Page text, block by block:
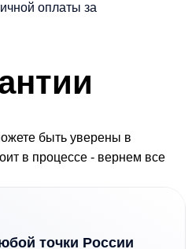
оплаты за
быть уверены в
в процессе - вернем все
точки России